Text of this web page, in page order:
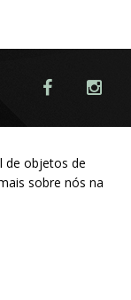
de objetos de
sobre nós na